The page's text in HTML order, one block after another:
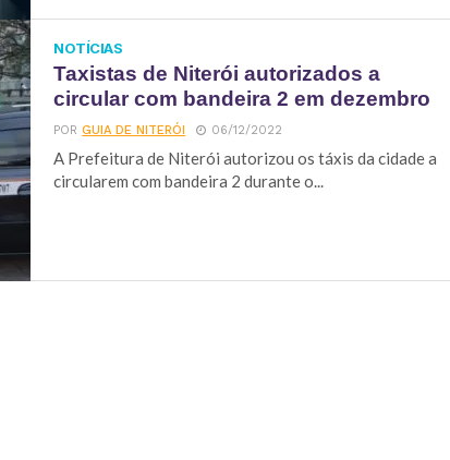
NOTÍCIAS
Taxistas de Niterói autorizados a
circular com bandeira 2 em dezembro
PORGUIA DE NITERÓI 06/12/2022
A Prefeitura de Niterói autorizou os táxis da cidade a
circularem com bandeira 2 durante o...